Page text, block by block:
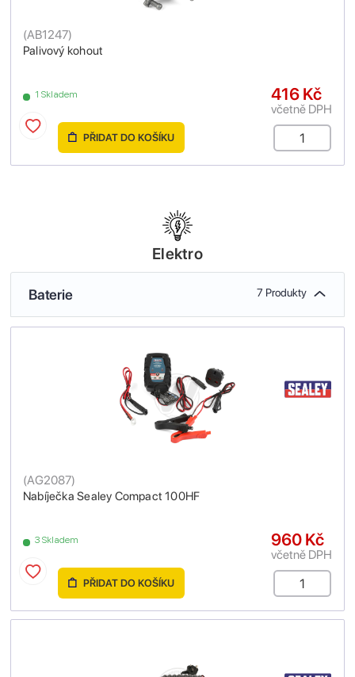
Palivový kohout
(AB1247)
1 Skladem 416 Kč
včetně DPH
PŘIDAT DO KOŠÍKU
Elektro
Baterie 7 Produkty
Nabíječka Sealey Compact 100HF
(AG2087)
3 Skladem 960 Kč
včetně DPH
PŘIDAT DO KOŠÍKU